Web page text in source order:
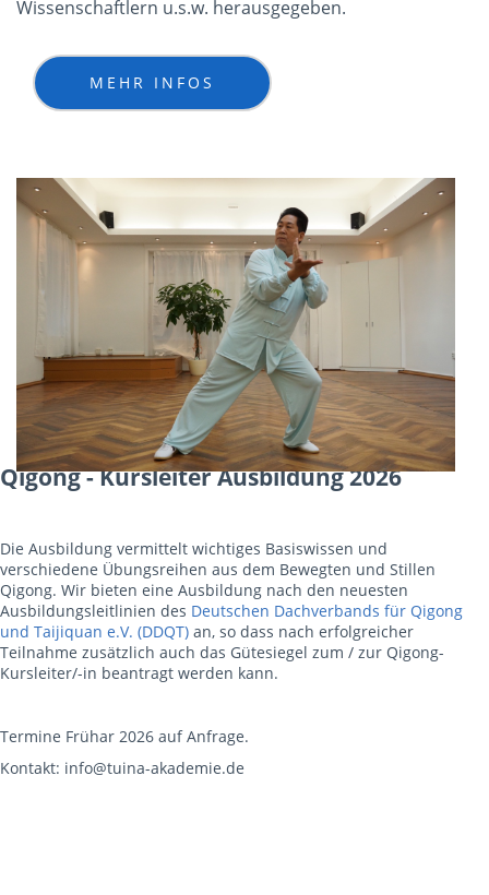
Wissenschaftlern u.s.w. herausgegeben.
MEHR INFOS
Qigong - Kursleiter Ausbildung 2026
Die Ausbildung vermittelt wichtiges Basiswissen und
verschiedene Übungsreihen aus dem Bewegten und Stillen
Qigong. Wir bieten eine Ausbildung nach den neuesten
Ausbildungsleitlinien des Deutschen Dachverbands für Qigong
und Taijiquan e.V. (DDQT) an, so dass nach erfolgreicher
Teilnahme zusätzlich auch das Gütesiegel zum / zur Qigong-
Kursleiter/-in beantragt werden kann.
Termine Frühar 2026 auf Anfrage.
Kontakt: info@tuina-akademie.de